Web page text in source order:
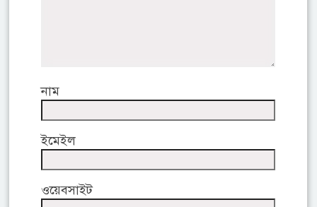
নাম
ইমেইল
ওয়েবসাইট